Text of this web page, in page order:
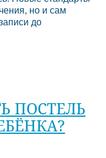
но и сам
до
ПОСТЕЛЬ